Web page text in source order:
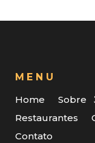
MENU
Home
Sobre
Restaurantes
Contato